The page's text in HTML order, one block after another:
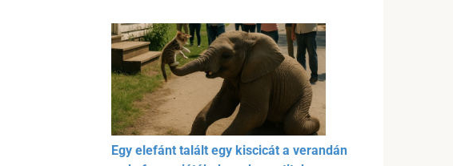
Egy elefánt talált egy kiscicát a verandán